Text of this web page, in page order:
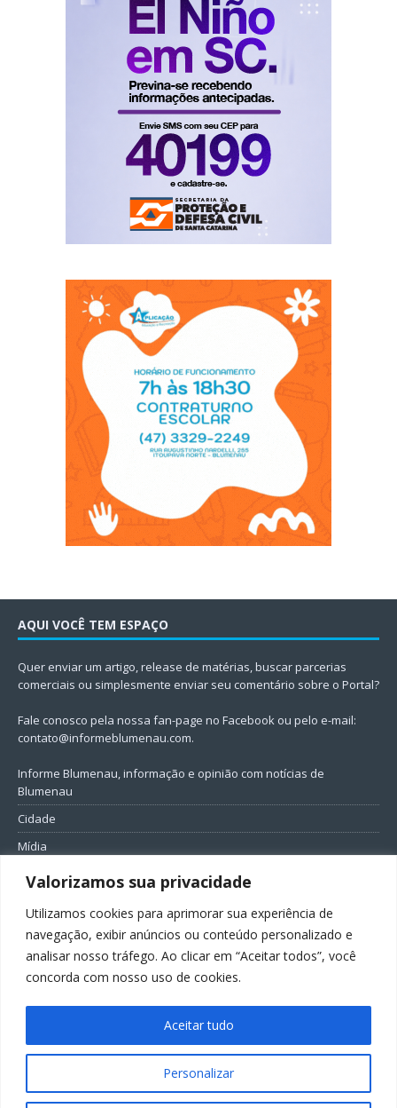
Valorizamos sua privacidade
Utilizamos cookies para aprimorar sua experiência de
navegação, exibir anúncios ou conteúdo personalizado e
analisar nosso tráfego. Ao clicar em “Aceitar todos”, você
concorda com nosso uso de cookies.
Personalizar
Aceitar tudo
AQUI VOCÊ TEM ESPAÇO
Quer enviar um artigo, release de matérias, buscar parcerias
comerciais ou simplesmente enviar seu comentário sobre o Portal?
Fale conosco pela nossa fan-page no Facebook ou pelo e-mail:
contato@informeblumenau.com.
Informe Blumenau, informação e opinião com notícias de
Blumenau
Cidade
Mídia
Entretenimento
Política